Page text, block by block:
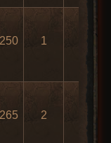
250 1
265 2